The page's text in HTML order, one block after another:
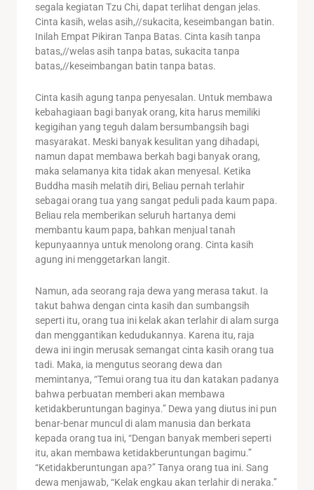
segala kegiatan Tzu Chi, dapat terlihat dengan jelas.
Cinta kasih, welas asih,//sukacita, keseimbangan batin.
Inilah Empat Pikiran Tanpa Batas. Cinta kasih tanpa
batas,//welas asih tanpa batas, sukacita tanpa
batas,//keseimbangan batin tanpa batas.
Cinta kasih agung tanpa penyesalan. Untuk membawa
kebahagiaan bagi banyak orang, kita harus memiliki
kegigihan yang teguh dalam bersumbangsih bagi
masyarakat. Meski banyak kesulitan yang dihadapi,
namun dapat membawa berkah bagi banyak orang,
maka selamanya kita tidak akan menyesal. Ketika
Buddha masih melatih diri, Beliau pernah terlahir
sebagai orang tua yang sangat peduli pada kaum papa.
Beliau rela memberikan seluruh hartanya demi
membantu kaum papa, bahkan menjual tanah
kepunyaannya untuk menolong orang. Cinta kasih
agung ini menggetarkan langit.
Namun, ada seorang raja dewa yang merasa takut. Ia
takut bahwa dengan cinta kasih dan sumbangsih
seperti itu, orang tua ini kelak akan terlahir di alam surga
dan menggantikan kedudukannya. Karena itu, raja
dewa ini ingin merusak semangat cinta kasih orang tua
tadi. Maka, ia mengutus seorang dewa dan
memintanya, “Temui orang tua itu dan katakan padanya
bahwa perbuatan memberi akan membawa
ketidakberuntungan baginya.” Dewa yang diutus ini pun
benar-benar muncul di alam manusia dan berkata
kepada orang tua ini, “Dengan banyak memberi seperti
itu, akan membawa ketidakberuntungan bagimu.”
“Ketidakberuntungan apa?” Tanya orang tua ini. Sang
dewa menjawab, “Kelak engkau akan terlahir di neraka.”